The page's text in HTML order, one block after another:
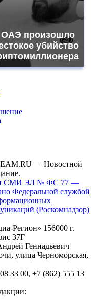
произошло
убийство
— Новостной
СМИ ЭЛ № ФС 77 —
Федеральной службой
(Роскомнадзор)
Регион» 156000 г.
37Г
Геннадьевич
улица Черноморская,
33 00, +7 (862) 555 13